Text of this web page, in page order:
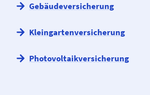
Gebäude­versicherung
Kleingarten­versicherung
Photovoltaik­versicherung